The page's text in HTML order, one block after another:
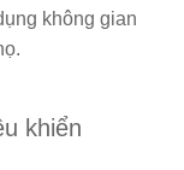
không gian
khiển